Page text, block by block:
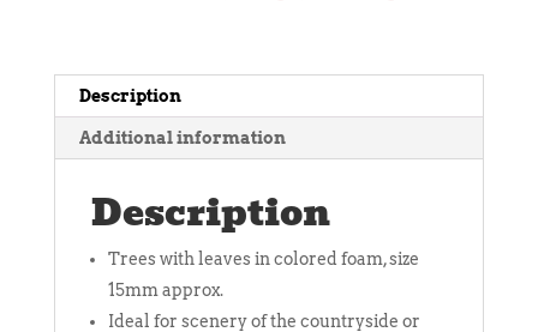
Description
Additional information
Description
Trees with leaves in colored foam, size
15mm approx.
Ideal for scenery of the countryside or